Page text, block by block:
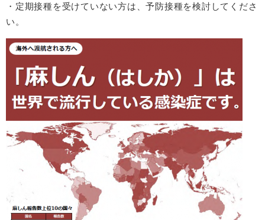
・定期接種を受けていない方は、予防接種を検討してくださ
い。